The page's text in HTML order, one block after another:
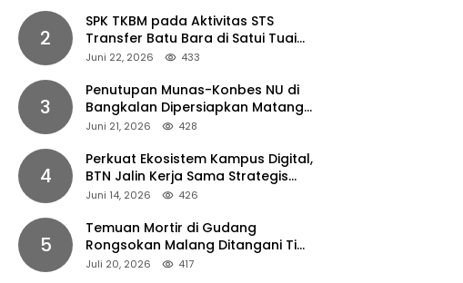
2
SPK TKBM pada Aktivitas STS
Transfer Batu Bara di Satui Tuai
Sorotan
Juni 22, 2026 433
3
Penutupan Munas-Konbes NU di
Bangkalan Dipersiapkan Matang,
Gus Ipul Turun Tangan
Juni 21, 2026 428
4
Perkuat Ekosistem Kampus Digital,
BTN Jalin Kerja Sama Strategis
dengan UNAIR
Juni 14, 2026 426
5
Temuan Mortir di Gudang
Rongsokan Malang Ditangani Tim
Gegana Polda Jatim
Juli 20, 2026 417